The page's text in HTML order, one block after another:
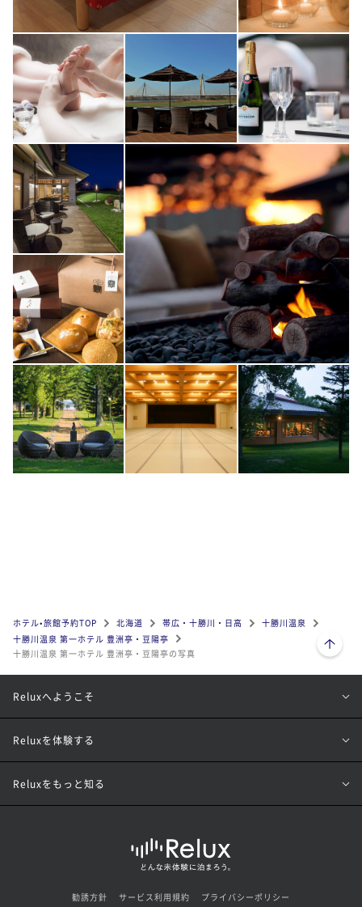
ホテル•旅館予約TOP 北海道 帯広・十勝川・日高
十勝川温泉
十勝川温泉 第一ホテル 豊洲亭・豆陽亭
十勝川温泉 第一ホテル 豊洲亭・豆陽亭の写真
ページトップへ
Reluxへようこそ
Reluxを体験する
Reluxをもっと知る
勧誘方針 サービス利用規約 プライバシーポリシー